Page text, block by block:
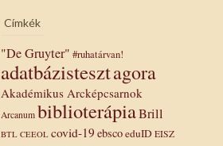
Címkék
"De Gruyter" #ruhatárvan!
adatbázistesztagora
Akadémikus Arcképcsarnok
Arcanum biblioterápiaBrill
BTL CEEOL covid-19 ebscoeduID EISZ